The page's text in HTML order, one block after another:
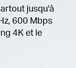
jusqu'à
600 Mbps
4K et le